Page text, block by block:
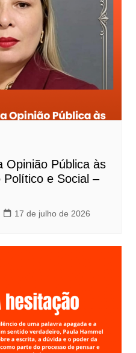
Opinião Pública às
e Social –
17 de julho de 2026